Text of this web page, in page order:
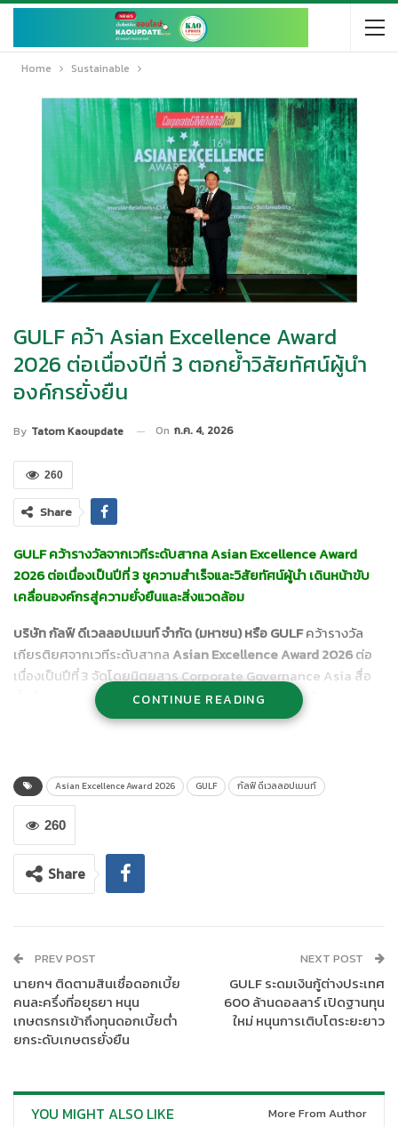
Home Sustainable
GULF คว้า Asian Excellence Award
2026 ต่อเนื่องปีที่ 3 ตอกย้ำวิสัยทัศน์ผู้นำ
องค์กรยั่งยืน
By Tatom Kaoupdate On ก.ค. 4, 2026
260
Share
GULF คว้ารางวัลจากเวทีระดับสากล Asian Excellence Award
2026 ต่อเนื่องเป็นปีที่ 3 ชูความสำเร็จและวิสัยทัศน์ผู้นำ เดินหน้าขับ
เคลื่อนองค์กรสู่ความยั่งยืนและสิ่งแวดล้อม
บริษัท กัลฟ์ ดีเวลลอปเมนท์ จำกัด (มหาชน) หรือGULFคว้ารางวัล
เกียรติยศจากเวทีระดับสากลAsian Excellence Award 2026ต่อ
เนื่องเป็นปีที่ 3 จัดโดยนิตยสาร Corporate Governance Asia สื่อ
ชั้นนำด้านบรรษัทภิบาลของเอเชีย ซึ่งสะท้อนถึงวิสัยทัศน์ของคณะผู้
บริหารที่ร่วมกันขับเคลื่อนองค์กรให้เติบโตอย่างแข็งแกร่งภายใต้
รางวัลที่ GULF ได้รับในครั้งนี้ ประกอบด้วยรางวัลซีอีโอยอดเยี่ยม
แห่งเอเชีย (
เจ้าหน้าที่บริหาร
กลยุทธ์และการเติบโตขององค์กร สร้างความเชื่อมั่นแก่ผู้ถือหุ้น นัก
ลงทุน และผู้มีส่วนได้เสียทุกภาคส่วน
รักษาวินัยทางการเงิน เพื่อให้ธุรกิจมีกระแสเงินสดที่แข็งแกร่ง
ท่ามกลางความผันผวนทางเศรษฐกิจ
รางวัลบริษัทนักลงทุนสัมพันธ์
ยอดเยี่ยมประจำประเทศไทย ( Best Investor Relations Company
– Thailand)ในฐานะองค์กรที่มีความโดดเด่นในการสื่อสารกับนัก
ตัดสินใจได้อย่างมีประสิทธิภาพรางวัลด้านความยั่งยืนแห่งเอเชีย
Sustainable Asia Award)ในฐานะองค์กรที่มีความเป็นเลิศในการ
CONTINUE READING
Asian Excellence Award 2026 GULF กัลฟ์ ดีเวลลอปเมนท์
260
Share
PREV POST
นายกฯ ติดตามสินเชื่อดอกเบี้ย
คนละครึ่งที่อยุธยา หนุน
เกษตรกรเข้าถึงทุนดอกเบี้ยต่ำ
ยกระดับเกษตรยั่งยืน
NEXT POST
GULF ระดมเงินกู้ต่างประเทศ
600 ล้านดอลลาร์ เปิดฐานทุน
ใหม่ หนุนการเติบโตระยะยาว
YOU MIGHT ALSO LIKE More From Author